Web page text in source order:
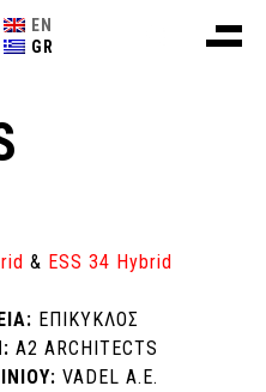
EN
GR
& ESS 34 Hybrid
ΕΠΙΚΥΚΛΟΣ
A2 ARCHITECTS
VADEL A.E.